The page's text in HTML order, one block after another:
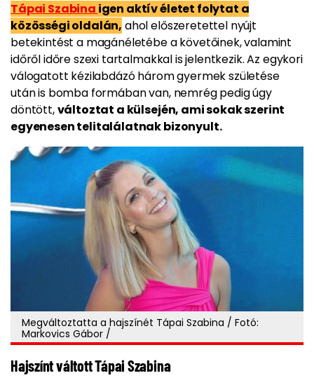
Tápai Szabina igen aktív életet folytat a
közösségi oldalán, ahol előszeretettel nyújt
betekintést a magánéletébe a követőinek, valamint
időről időre szexi tartalmakkal is jelentkezik. Az egykori
válogatott kézilabdázó három gyermek születése
után is bomba formában van, nemrég pedig úgy
döntött,változtat a külsején, ami sokak szerint
egyenesen telitalálatnak bizonyult.
Megváltoztatta a hajszínét Tápai Szabina / Fotó:
Markovics Gábor /
Hajszínt váltott Tápai Szabina